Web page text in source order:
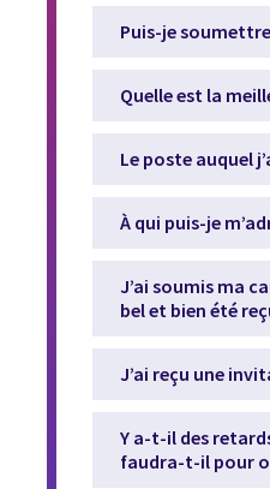
Puis-je
Quelle est la
Le poste auquel
À qui puis-je
J’ai soumis ma
bel et bien été
J’ai reçu une
Y a-t-il des
faudra-t-il pour